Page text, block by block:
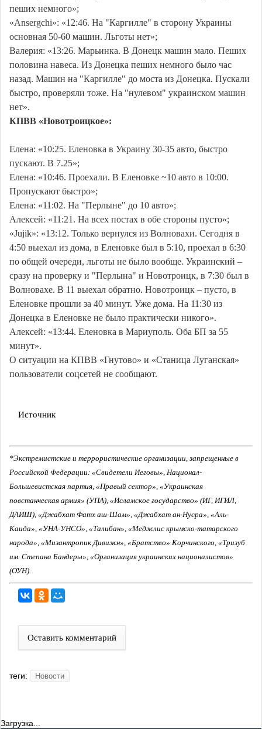
пеших немного»;
«Ansergchi»: «12:46. На "Каргилле" в сторону Украины
основная 50-60 машин. Льготы нет»;
Валерия: «13:26. Марьинка. В Донецк машин мало. Пеших
половина навеса. Из Донецка пеших немного было час
назад. Машин на "Каргилле" до моста из Донецка. Пускали
быстро, проверяли тоже. На "нулевом" украинском машин
нет».
КПВВ «Новотроицкое»:
Елена: «10:25. Еленовка в Украину 30-35 авто, быстро
пускают. В 7.25»;
Елена: «10:46. Проехали. В Еленовке ~10 авто в 10:00.
Пропускают быстро»;
Елена: «11:02. На "Перлыне" до 10 авто»;
Алексей: «11:21. На всех постах в обе стороны пусто»;
«Jujik»: «13:12. Только вернулся из Волновахи. Сегодня в
4:50 выехал из дома, в Еленовке был в 5:10, проехал в 6:30
по общей очереди, льготы не было вообще. Украинский –
сразу на проверку и "Перлына" и Новотроицк, в 7:30 был в
Волновахе. В 11 выехал обратно. Новотроицк – пусто, в
Еленовке прошли за 40 минут. Уже дома. На 11:30 из
Донецка в Еленовке не было практически никого».
Алексей: «13:44. Еленовка в Мариуполь. Оба БП за 55
минут».
О ситуации на КПВВ «Гнутово» и «Станица Луганская»
пользователи соцсетей не сообщают.
Источник
*Экстремистские и террористические организации, запрещенные в
Российской Федерации: «Свидетели Иеговы», Национал-
Большевистская партия, «Правый сектор», «Украинская
повстанческая армия» (УПА), «Исламское государство» (ИГ, ИГИЛ,
ДАИШ), «Джабхат Фатх аш-Шам», «Джабхат ан-Нусра», «Аль-
Каида», «УНА-УНСО», «Талибан», «Меджлис крымско-татарского
народа», «Мизантропик Дивижн», «Братство» Корчинского, «Тризуб
им. Степана Бандеры», «Организация украинских националистов»
(ОУН).
Оставить комментарий
теги: Новости
Загрузка...